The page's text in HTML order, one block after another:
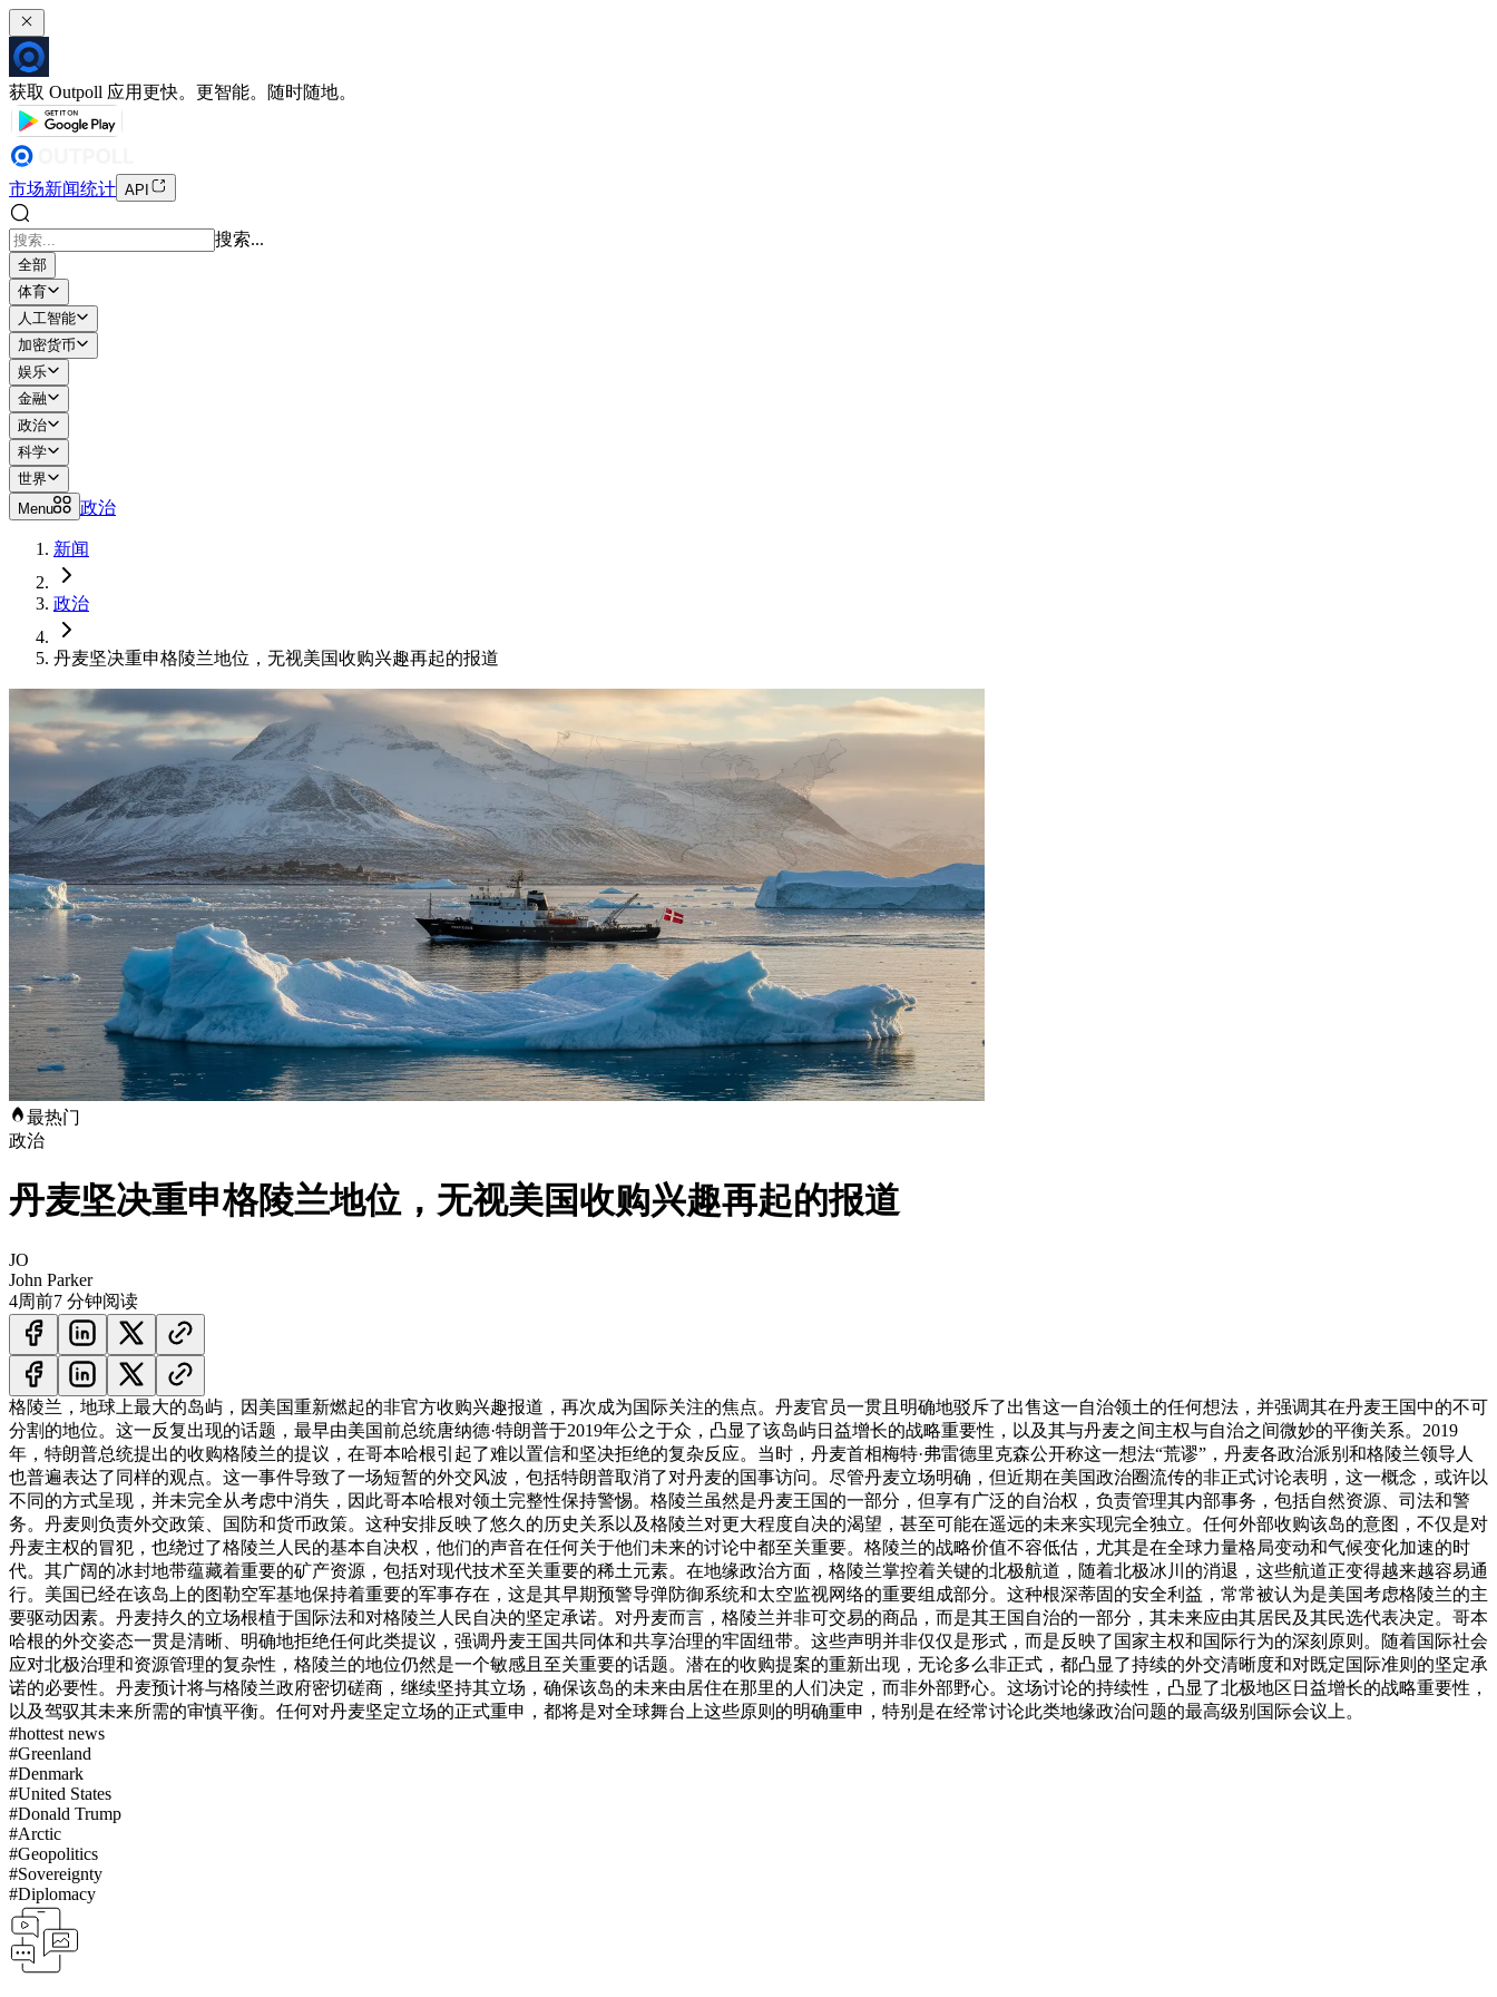
获取 Outpoll 应用更快。更智能。随时随地。
市场新闻统计 API
搜索...
全部
体育
人工智能
加密货币
娱乐
金融
政治
科学
世界
Menu
政治
新闻
政治
丹麦坚决重申格陵兰地位，无视美国收购兴趣再起的报道
最热门
政治
丹麦坚决重申格陵兰地位，无视美国收购兴趣再起的报道
JO
John Parker
4周前7 分钟阅读
格陵兰，地球上最大的岛屿，因美国重新燃起的非官方收购兴趣报道，再次成为国际关注的焦点。丹麦官员一贯且明确地驳斥了出售这一自治领土的任何想法，并强调其在丹麦王国中的不可
分割的地位。这一反复出现的话题，最早由美国前总统唐纳德·特朗普于2019年公之于众，凸显了该岛屿日益增长的战略重要性，以及其与丹麦之间主权与自治之间微妙的平衡关系。 2019
年，特朗普总统提出的收购格陵兰的提议，在哥本哈根引起了难以置信和坚决拒绝的复杂反应。当时，丹麦首相梅特·弗雷德里克森公开称这一想法“荒谬”，丹麦各政治派别和格陵兰领导人
也普遍表达了同样的观点。这一事件导致了一场短暂的外交风波，包括特朗普取消了对丹麦的国事访问。尽管丹麦立场明确，但近期在美国政治圈流传的非正式讨论表明，这一概念，或许以
不同的方式呈现，并未完全从考虑中消失，因此哥本哈根对领土完整性保持警惕。 格陵兰虽然是丹麦王国的一部分，但享有广泛的自治权，负责管理其内部事务，包括自然资源、司法和警
务。丹麦则负责外交政策、国防和货币政策。这种安排反映了悠久的历史关系以及格陵兰对更大程度自决的渴望，甚至可能在遥远的未来实现完全独立。任何外部收购该岛的意图，不仅是对
丹麦主权的冒犯，也绕过了格陵兰人民的基本自决权，他们的声音在任何关于他们未来的讨论中都至关重要。 格陵兰的战略价值不容低估，尤其是在全球力量格局变动和气候变化加速的时
代。其广阔的冰封地带蕴藏着重要的矿产资源，包括对现代技术至关重要的稀土元素。在地缘政治方面，格陵兰掌控着关键的北极航道，随着北极冰川的消退，这些航道正变得越来越容易通
行。美国已经在该岛上的图勒空军基地保持着重要的军事存在，这是其早期预警导弹防御系统和太空监视网络的重要组成部分。这种根深蒂固的安全利益，常常被认为是美国考虑格陵兰的主
要驱动因素。 丹麦持久的立场根植于国际法和对格陵兰人民自决的坚定承诺。对丹麦而言，格陵兰并非可交易的商品，而是其王国自治的一部分，其未来应由其居民及其民选代表决定。哥本
哈根的外交姿态一贯是清晰、明确地拒绝任何此类提议，强调丹麦王国共同体和共享治理的牢固纽带。这些声明并非仅仅是形式，而是反映了国家主权和国际行为的深刻原则。
随着国际社会
应对北极治理和资源管理的复杂性，格陵兰的地位仍然是一个敏感且至关重要的话题。潜在的收购提案的重新出现，无论多么非正式，都凸显了持续的外交清晰度和对既定国际准则的坚定承
诺的必要性。丹麦预计将与格陵兰政府密切磋商，继续坚持其立场，确保该岛的未来由居住在那里的人们决定，而非外部野心。这场讨论的持续性，凸显了北极地区日益增长的战略重要性，
以及驾驭其未来所需的审慎平衡。任何对丹麦坚定立场的正式重申，都将是对全球舞台上这些原则的明确重申，特别是在经常讨论此类地缘政治问题的最高级别国际会议上。
#hottest news
#Greenland
#Denmark
#United States
#Donald Trump
#Arctic
#Geopolitics
#Sovereignty
#Diplomacy